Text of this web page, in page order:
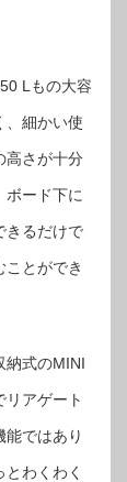
Lもの大容
、細かい使
高さが十分
ボード下に
きるだけで
とができ
納式のMINI
アゲート
ではあり
わくわく